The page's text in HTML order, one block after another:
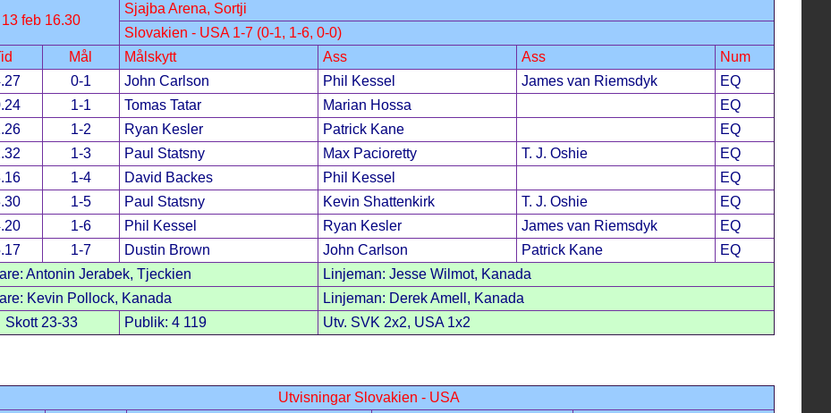
13 feb 16.30
Sjajba Arena, Sortji
Slovakien - USA 1-7 (0-1, 1-6, 0-0)
Mål Målskytt Ass Ass
Num
0-1 John Carlson Phil Kessel James van Riemsdyk
EQ
1-1 Tomas Tatar Marian Hossa
EQ
1-2 Ryan Kesler Patrick Kane
EQ
1-3 Paul Statsny Max Pacioretty T. J. Oshie
EQ
1-4 David Backes Phil Kessel
EQ
1-5 Paul Statsny Kevin Shattenkirk T. J. Oshie
EQ
1-6 Phil Kessel Ryan Kesler James van Riemsdyk
EQ
1-7 Dustin Brown John Carlson Patrick Kane
EQ
Antonin Jerabek, Tjeckien
Linjeman: Jesse Wilmot, Kanada
Kevin Pollock, Kanada
Linjeman: Derek Amell, Kanada
Skott 23-33
Publik: 4 119 Utv. SVK 2x2, USA 1x2
Utvisningar Slovakien - USA